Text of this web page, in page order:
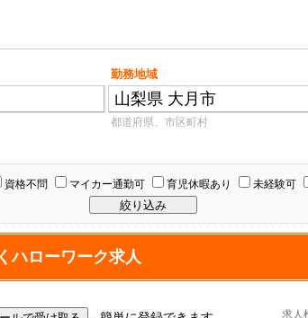
勤務地域
都道府県、市区町村
資格不問 マイカー通勤可 育児休暇あり 未経験可
ハローワーク求人
求人